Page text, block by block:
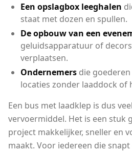
Een opslagbox leeghalen
staat met dozen en spullen.
De opbouw van een
geluidsapparatuur of
verplaatsen.
Ondernemers die
locaties zonder laaddock of
Een bus met laadklep is dus
vervoermiddel. Het is een stuk
project makkelijker, sneller en
maakt. Voor iedereen die